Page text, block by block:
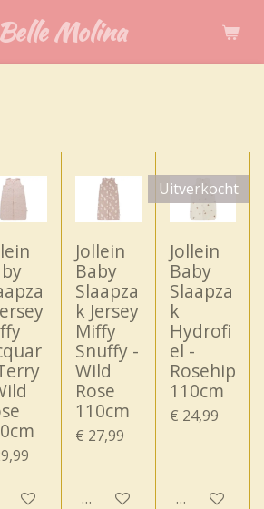
Belle Molina
winkelwagen
Jollein
Baby
Slaapza
k Jersey
Miffy
Snuffy -
Wild
Rose
110cm
€ 27,99
In winkelwagen
Uitverkocht
Jollein
Baby
Slaapza
k
Hydrofi
el -
Rosehip
110cm
€ 24,99
Houd mij